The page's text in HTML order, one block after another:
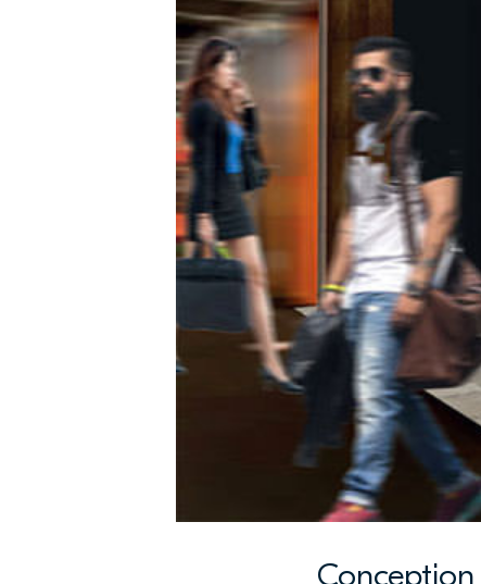
Conception